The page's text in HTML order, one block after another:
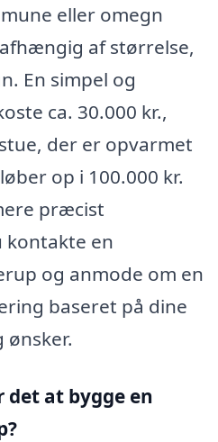
eller omegn
af størrelse,
En simpel og
ca. 30.000 kr.,
der er opvarmet
op i 100.000 kr.
præcist
kontakte en
og anmode om en
baseret på dine
ønsker.
at bygge en